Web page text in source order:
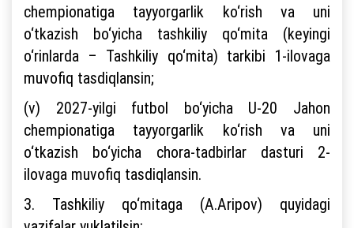
chempionatiga tayyorgarlik ko‘rish va uni
o‘tkazish bo‘yicha tashkiliy qo‘mita (keyingi
o‘rinlarda – Tashkiliy qo‘mita) tarkibi 1-ilovaga
muvofiq tasdiqlansin;
(v) 2027-yilgi futbol bo‘yicha U-20 Jahon
chempionatiga tayyorgarlik ko‘rish va uni
o‘tkazish bo‘yicha chora-tadbirlar dasturi 2-
ilovaga muvofiq tasdiqlansin.
3. Tashkiliy qo‘mitaga (A.Aripov) quyidagi